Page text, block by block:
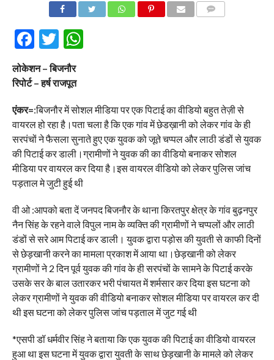
Facebook
Twitter
WhatsApp
लोकेशन – बिजनौर
रिपोर्ट – हर्ष राजपूत
एंकर=:बिजनौर में सोशल मीडिया पर एक पिटाई का वीडियो बहुत तेज़ी से
वायरल हो रहा है।पता चला है कि एक गांव में छेडख़ानी को लेकर गांव के ही
सरपंचों ने फैसला सुनाते हुए एक युवक को जूते चप्पल और लाठी डंडों से युवक
की पिटाई कर डाली।ग्रामीणों ने युवक की का वीडियो बनाकर सोशल
मीडिया पर वायरल कर दिया है।इस वायरल वीडियो को लेकर पुलिस जांच
पड़ताल मे जुटी हुई थी
वी ओ :आपको बता दें जनपद बिजनौर के थाना किरतपुर क्षेत्र के गांव बुढ़नपुर
नैन सिंह के रहने वाले विपुल नाम के व्यक्ति की ग्रामीणों ने चप्पलों और लाठी
डंडों से सरे आम पिटाई कर डाली। युवक द्वारा पड़ोस की युवती से काफी दिनों
से छेड़खानी करने का मामला प्रकाश में आया था।छेड़खानी को लेकर
ग्रामीणों ने 2 दिन पूर्व युवक की गांव के ही सरपंचों के सामने के पिटाई करके
उसके सर के बाल उतारकर भरी पंचायत में शर्मसार कर दिया इस घटना को
लेकर ग्रामीणों ने युवक की वीडियो बनाकर सोशल मीडिया पर वायरल कर दी
थी इस घटना को लेकर पुलिस जांच पड़ताल में जुट गई थी
*एसपी डॉ धर्मवीर सिंह ने बताया कि एक युवक की पिटाई का वीडियो वायरल
हुआ था इस घटना में युवक द्वारा युवती के साथ छेड़खानी के मामले को लेकर